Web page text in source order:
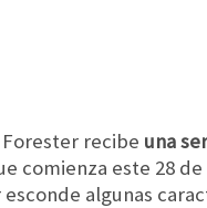
Forester recibe una
comienza este 28
algunas